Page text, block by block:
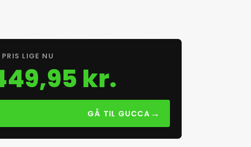
PRIS LIGE NU
kr.
GÅ TIL GUCCA →